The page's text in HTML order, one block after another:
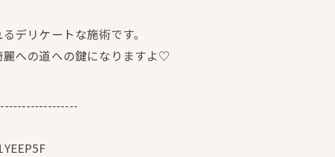
デリケートな施術です。
への道への鍵になりますよ♡